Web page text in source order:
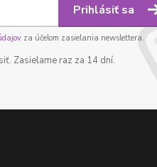
Prihlásiť sa
za účelom zasielania newslettera.
Zasielame raz za 14 dní.